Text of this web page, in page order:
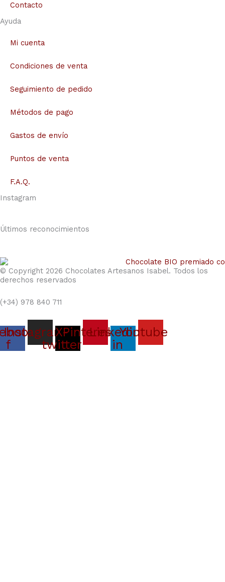
Contacto
Ayuda
Mi cuenta
Condiciones de venta
Seguimiento de pedido
Métodos de pago
Gastos de envío
Puntos de venta
F.A.Q.
Instagram
Últimos reconocimientos
© Copyright 2026 Chocolates Artesanos Isabel. Todos los
derechos reservados
(+34) 978 840 711
f
Instagram
X-
twitter
PinterestLinkedin-
in
Youtube